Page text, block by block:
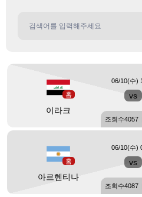
홈
이라크
vs
06/10(수)
조회수4057
홈
아르헨티나
vs
06/10(수)
조회수4087